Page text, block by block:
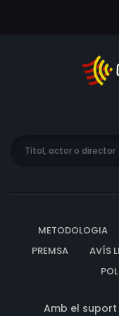
METODOLOGIA
PREMSA
AVÍS
Amb el